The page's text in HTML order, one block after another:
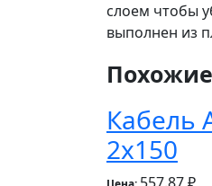
слоем чтобы
выполнен из
Кабель
2х150